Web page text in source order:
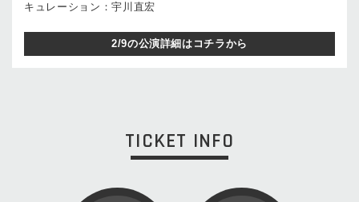
キュレーション：宇川直宏
2/9の公演詳細はコチラから
TICKET INFO